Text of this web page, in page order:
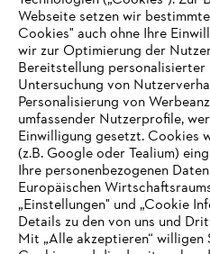
Unternehmen
Webseite setzen wir
Cookies" auch ohne Ihre
wir zur Optimierung der
Bereitstellung personalisierter
Untersuchung von
Personalisierung von
umfassender Nutzerprofile,
Einwilligung gesetzt. Cookies
(z.B. Google oder Tealium)
Ihre personenbezogenen
Europäischen
„Einstellungen" und „Cookie
Details zu den von uns und
Mit „Alle akzeptieren“